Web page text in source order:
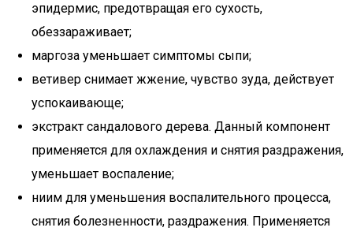
эпидермис, предотвращая его сухость,
обеззараживает;
маргоза уменьшает симптомы сыпи;
ветивер снимает жжение, чувство зуда, действует
успокаивающе;
экстракт сандалового дерева. Данный компонент
применяется для охлаждения и снятия раздражения,
уменьшает воспаление;
ниим для уменьшения воспалительного процесса,
снятия болезненности, раздражения. Применяется